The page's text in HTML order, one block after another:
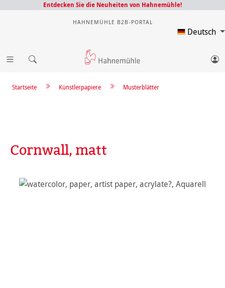
Entdecken Sie die Neuheiten von Hahnemühle!
HAHNEMÜHLE B2B-PORTAL
Deutsch
Musterblätter
Künstlerpapiere
Startseite
Cornwall, matt
Bildergalerie überspringen